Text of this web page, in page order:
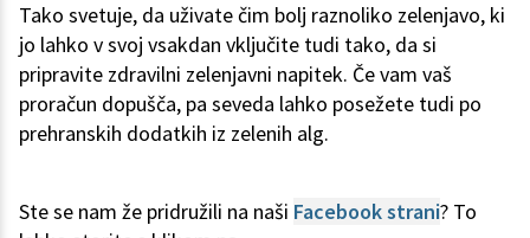
Tako svetuje, da uživate čim bolj raznoliko zelenjavo, ki
jo lahko v svoj vsakdan vključite tudi tako, da si
pripravite zdravilni zelenjavni napitek. Če vam vaš
proračun dopušča, pa seveda lahko posežete tudi po
prehranskih dodatkih iz zelenih alg.
Ste se nam že pridružili na naši Facebook strani? To